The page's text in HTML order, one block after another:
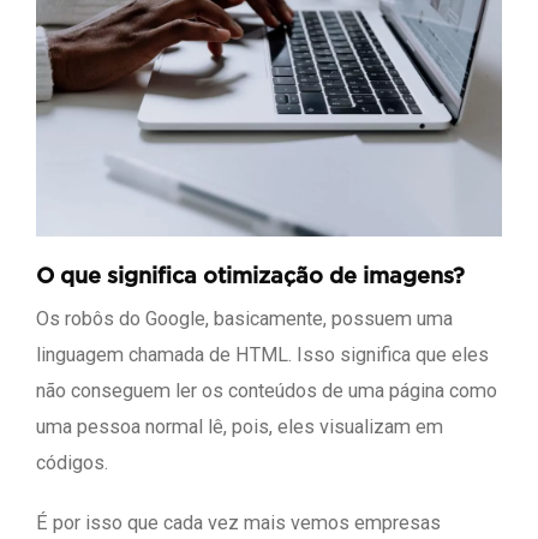
O que significa otimização de imagens?
Os robôs do Google, basicamente, possuem uma
linguagem chamada de HTML. Isso significa que eles
não conseguem ler os conteúdos de uma página como
uma pessoa normal lê, pois, eles visualizam em
códigos.
É por isso que cada vez mais vemos empresas